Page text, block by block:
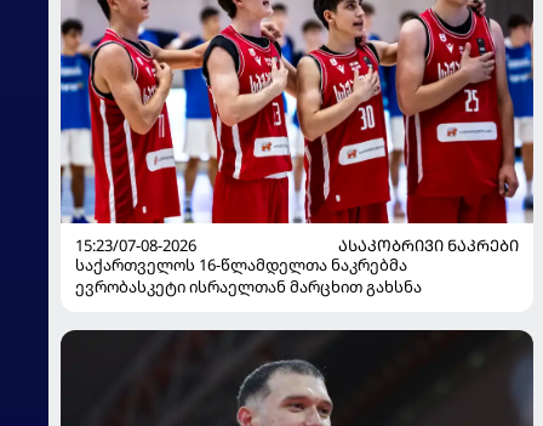
15:23/07-08-2026
ᲐᲡᲐᲙᲝᲑᲠᲘᲕᲘ ᲜᲐᲙᲠᲔᲑᲘ
საქართველოს 16-წლამდელთა ნაკრებმა
ევრობასკეტი ისრაელთან მარცხით გახსნა